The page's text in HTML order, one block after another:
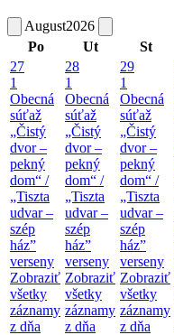
August2026
Po
Ut St
27
1
Obecná
súťaž
„Čistý
dvor –
pekný
dom“ /
„Tiszta
udvar –
szép
ház”
verseny
Zobraziť
všetky
záznamy
z dňa
28
1
Obecná
súťaž
„Čistý
dvor –
pekný
dom“ /
„Tiszta
udvar –
szép
ház”
verseny
Zobraziť
všetky
záznamy
z dňa
29
1
Obecná
súťaž
„Čistý
dvor –
pekný
dom“ /
„Tiszta
udvar –
szép
ház”
verseny
Zobraziť
všetky
záznamy
z dňa